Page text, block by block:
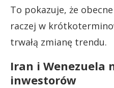
To pokazuje, że
raczej w
trwałą zmianę trendu.
Iran i Wenezuela
inwestorów